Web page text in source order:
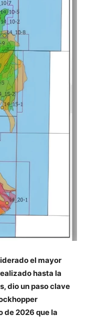
el mayor
hasta la
dio un paso clave
de 2026 que la